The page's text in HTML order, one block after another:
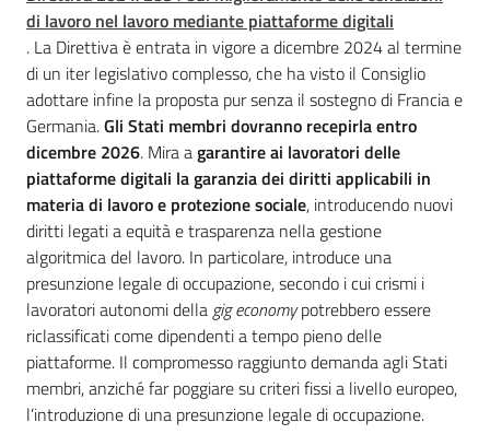
di lavoro nel lavoro mediante piattaforme digitali
. La Direttiva è entrata in vigore a dicembre 2024 al termine
di un iter legislativo complesso, che ha visto il Consiglio
adottare infine la proposta pur senza il sostegno di Francia e
Germania.Gli Stati membri dovranno recepirla entro
dicembre 2026. Mira agarantire ai lavoratori delle
piattaforme digitali la garanzia dei diritti applicabili in
materia di lavoro e protezione sociale, introducendo nuovi
diritti legati a equità e trasparenza nella gestione
algoritmica del lavoro. In particolare, introduce una
presunzione legale di occupazione, secondo i cui crismi i
lavoratori autonomi dellagig economypotrebbero essere
riclassificati come dipendenti a tempo pieno delle
piattaforme. Il compromesso raggiunto demanda agli Stati
membri, anziché far poggiare su criteri fissi a livello europeo,
l’introduzione di una presunzione legale di occupazione.